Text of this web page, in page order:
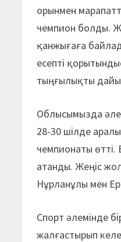
орынмен
чемпион болды.
қанжығаға
есепті
тыңғылықты
Облысымызда
28-30 шілде
чемпионаты өтті.
атанды. Жеңіс
Нұрланұлы мен
Спорт әлемінде
жалғастырып